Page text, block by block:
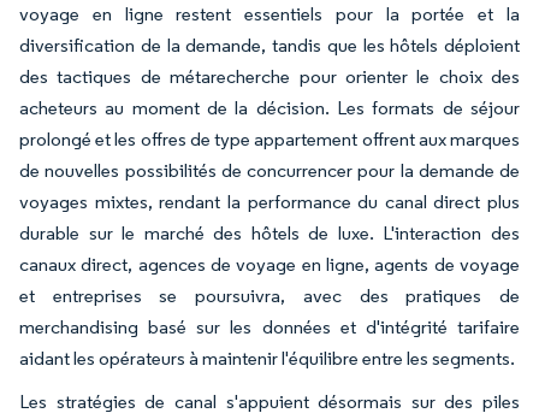
voyage en ligne restent essentiels pour la portée et la
diversification de la demande, tandis que les hôtels déploient
des tactiques de métarecherche pour orienter le choix des
acheteurs au moment de la décision. Les formats de séjour
prolongé et les offres de type appartement offrent aux marques
de nouvelles possibilités de concurrencer pour la demande de
voyages mixtes, rendant la performance du canal direct plus
durable sur le marché des hôtels de luxe. L'interaction des
canaux direct, agences de voyage en ligne, agents de voyage
et entreprises se poursuivra, avec des pratiques de
merchandising basé sur les données et d'intégrité tarifaire
aidant les opérateurs à maintenir l'équilibre entre les segments.
Les stratégies de canal s'appuient désormais sur des piles